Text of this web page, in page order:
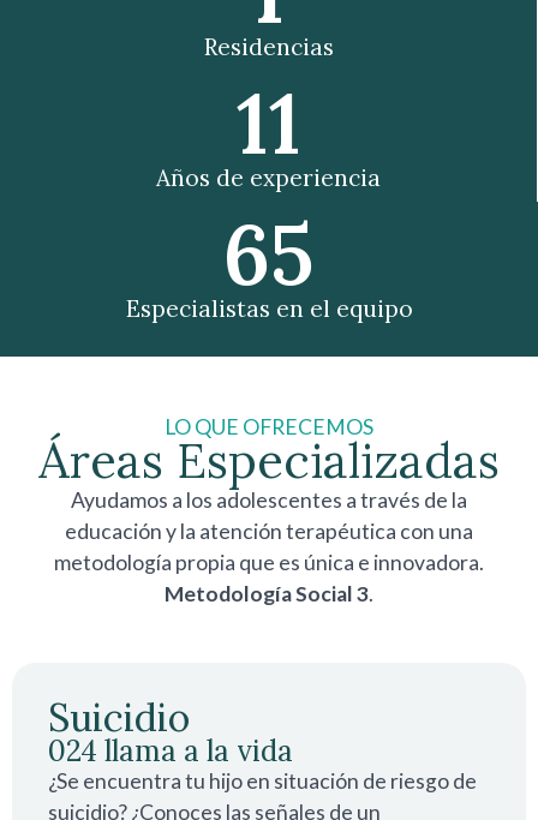
Residencias
Años de experiencia
11
Especialistas en el equipo
65
LO QUE OFRECEMOS
Áreas Especializadas
Ayudamos a los adolescentes a través de la
educación y la atención terapéutica con una
metodología propia que es única e innovadora.
Metodología Social 3.
Suicidio
024 llama a la vida
¿Se encuentra tu hijo en situación de riesgo de
suicidio? ¿Conoces las señales de un